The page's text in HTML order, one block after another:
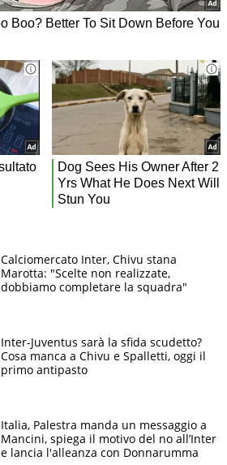
Calciomercato Inter, Chivu stana
Marotta: "Scelte non realizzate,
dobbiamo completare la squadra"
Inter-Juventus sarà la sfida scudetto?
Cosa manca a Chivu e Spalletti, oggi il
primo antipasto
Italia, Palestra manda un messaggio a
Mancini, spiega il motivo del no all’Inter
e lancia l'alleanza con Donnarumma